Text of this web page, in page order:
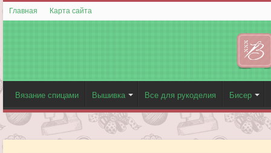
Главная Карта сайта
Вязание спицами Вышивка Все для рукоделия Бисер